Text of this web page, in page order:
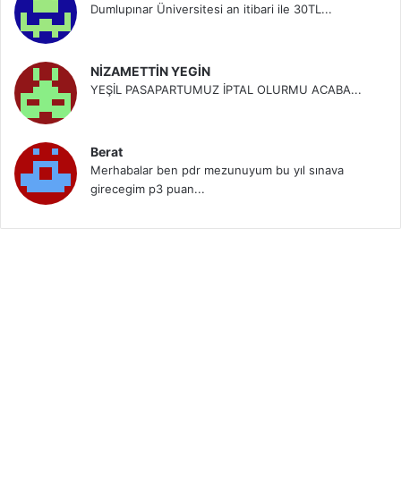
Dumlupınar Üniversitesi an itibari ile 30TL...
NİZAMETTİN YEGİN
YEŞİL PASAPARTUMUZ İPTAL OLURMU ACABA...
Berat
Merhabalar ben pdr mezunuyum bu yıl sınava
girecegim p3 puan...